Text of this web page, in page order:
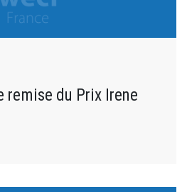
remise du Prix Irene